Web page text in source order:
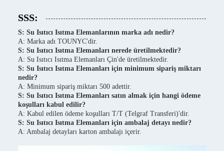
SSS:
S: Su Isıtıcı Isıtma Elemanlarının marka adı nedir?
A: Marka adı TOUNYC'dir.
S: Su Isıtıcı Isıtma Elemanları nerede üretilmektedir?
A: Su Isıtıcı Isıtma Elemanları Çin'de üretilmektedir.
S: Su Isıtıcı Isıtma Elemanları için minimum sipariş miktarı
nedir?
A: Minimum sipariş miktarı 500 adettir.
S: Su Isıtıcı Isıtma Elemanları satın almak için hangi ödeme
koşulları kabul edilir?
A: Kabul edilen ödeme koşulları T/T (Telgraf Transferi)'dir.
S: Su Isıtıcı Isıtma Elemanları için ambalaj detayı nedir?
A: Ambalaj detayları karton ambalajı içerir.